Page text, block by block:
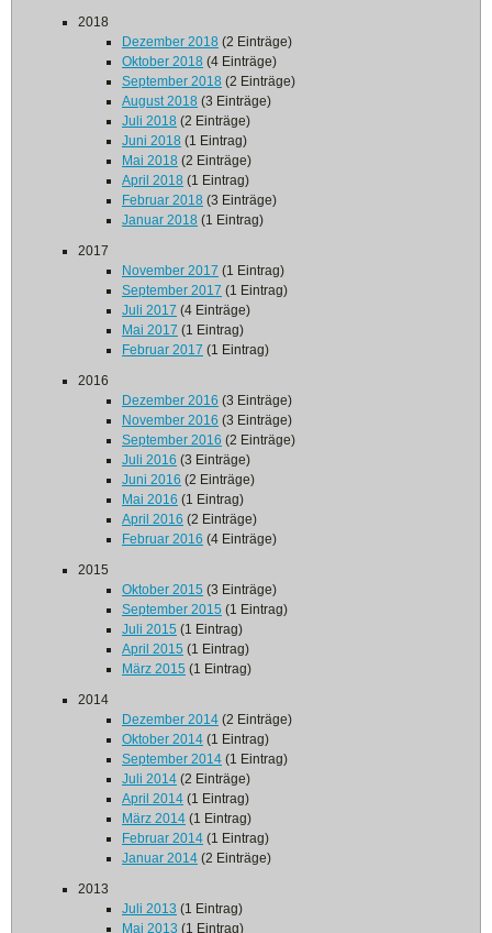
2018
Dezember 2018 (2 Einträge)
Oktober 2018 (4 Einträge)
September 2018 (2 Einträge)
August 2018 (3 Einträge)
Juli 2018 (2 Einträge)
Juni 2018 (1 Eintrag)
Mai 2018 (2 Einträge)
April 2018 (1 Eintrag)
Februar 2018 (3 Einträge)
Januar 2018 (1 Eintrag)
2017
November 2017 (1 Eintrag)
September 2017 (1 Eintrag)
Juli 2017 (4 Einträge)
Mai 2017 (1 Eintrag)
Februar 2017 (1 Eintrag)
2016
Dezember 2016 (3 Einträge)
November 2016 (3 Einträge)
September 2016 (2 Einträge)
Juli 2016 (3 Einträge)
Juni 2016 (2 Einträge)
Mai 2016 (1 Eintrag)
April 2016 (2 Einträge)
Februar 2016 (4 Einträge)
2015
Oktober 2015 (3 Einträge)
September 2015 (1 Eintrag)
Juli 2015 (1 Eintrag)
April 2015 (1 Eintrag)
März 2015 (1 Eintrag)
2014
Dezember 2014 (2 Einträge)
Oktober 2014 (1 Eintrag)
September 2014 (1 Eintrag)
Juli 2014 (2 Einträge)
April 2014 (1 Eintrag)
März 2014 (1 Eintrag)
Februar 2014 (1 Eintrag)
Januar 2014 (2 Einträge)
2013
Juli 2013 (1 Eintrag)
Mai 2013 (1 Eintrag)